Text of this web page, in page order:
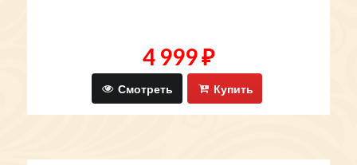
4 999 ₽
Смотреть Купить